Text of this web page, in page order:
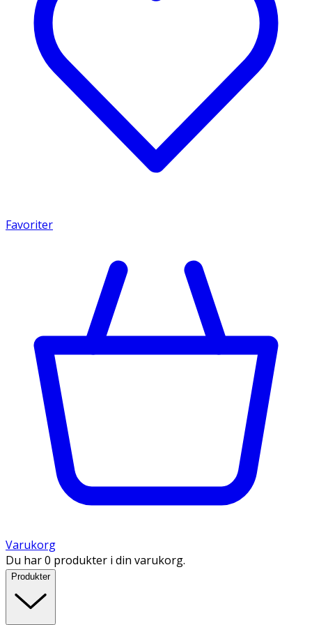
Favoriter
Varukorg
Du har 0 produkter i din varukorg.
Produkter